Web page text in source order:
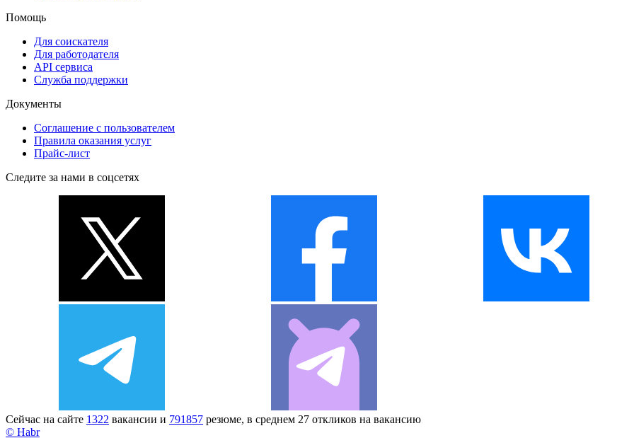
Помощь
Для соискателя
Для работодателя
API сервиса
Служба поддержки
Документы
Соглашение с пользователем
Правила оказания услуг
Прайс-лист
Следите за нами в соцсетях
Сейчас на сайте 1322 вакансии и 791857 резюме, в среднем 27 откликов на вакансию
© Habr